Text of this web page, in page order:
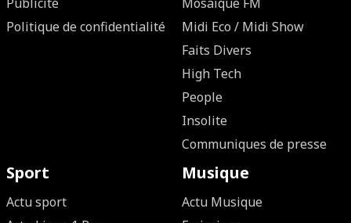
Politique de confidentialité
Midi Eco / Midi Show
Faits Divers
High Tech
People
Insolite
Communiques de presse
Sport
Actu sport
Musique
Actu Musique